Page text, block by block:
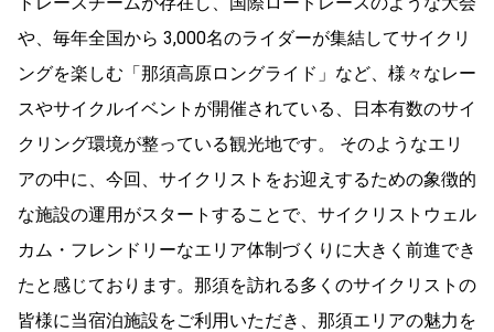
や、毎年全国から 3,000名のライダーが集結してサイクリ
ングを楽しむ「那須高原ロングライド」など、様々なレー
スやサイクルイベントが開催されている、日本有数のサイ
クリング環境が整っている観光地です。 そのようなエリ
アの中に、今回、サイクリストをお迎えするための象徴的
な施設の運用がスタートすることで、サイクリストウェル
カム・フレンドリーなエリア体制づくりに大きく前進でき
たと感じております。那須を訪れる多くのサイクリストの
皆様に当宿泊施設をご利用いただき、那須エリアの魅力を